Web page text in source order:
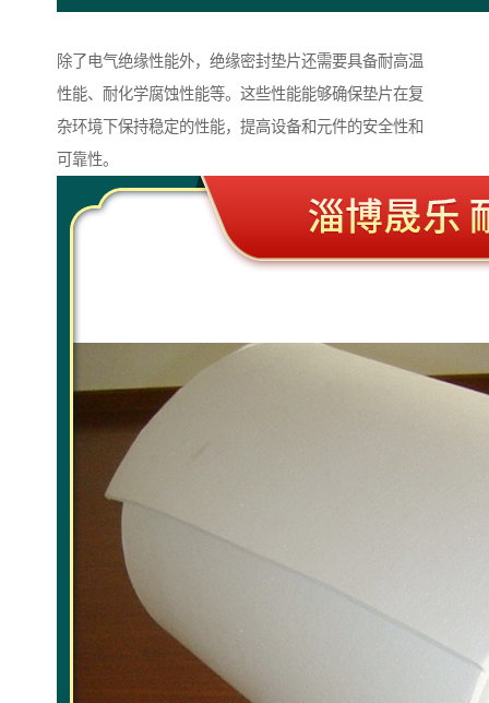
除了电气绝缘性能外，绝缘密封垫片还需要具备耐高温
性能、耐化学腐蚀性能等。这些性能能够确保垫片在复
杂环境下保持稳定的性能，提高设备和元件的安全性和
可靠性。